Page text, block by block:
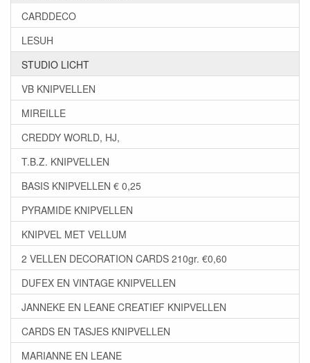
CARDDECO
LESUH
STUDIO LICHT
VB KNIPVELLEN
MIREILLE
CREDDY WORLD, HJ,
T.B.Z. KNIPVELLEN
BASIS KNIPVELLEN € 0,25
PYRAMIDE KNIPVELLEN
KNIPVEL MET VELLUM
2 VELLEN DECORATION CARDS 210gr. €0,60
DUFEX EN VINTAGE KNIPVELLEN
JANNEKE EN LEANE CREATIEF KNIPVELLEN
CARDS EN TASJES KNIPVELLEN
MARIANNE EN LEANE